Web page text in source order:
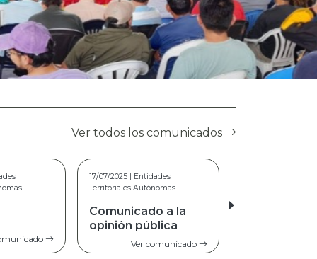
Ver todos los comunicados
22/05/2026 | Modalidad Virtual
Ver comunicado